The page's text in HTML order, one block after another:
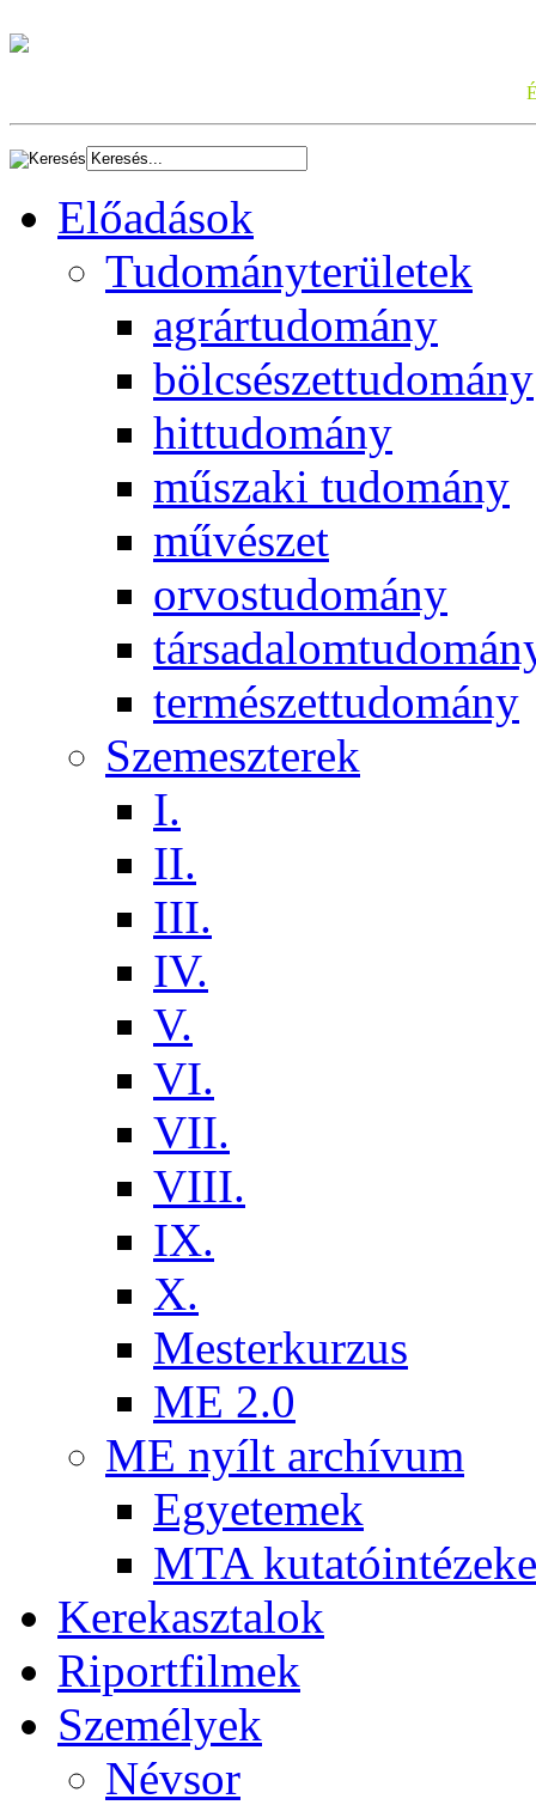
Előadások
Tudományterületek
agrártudomány
bölcsészettudomány
hittudomány
műszaki tudomány
művészet
orvostudomány
természettudomány
Szemeszterek
I.
II.
III.
IV.
V.
VI.
VII.
VIII.
IX.
X.
Mesterkurzus
ME 2.0
ME nyílt archívum
Egyetemek
MTA
Kerekasztalok
Riportfilmek
Személyek
Névsor